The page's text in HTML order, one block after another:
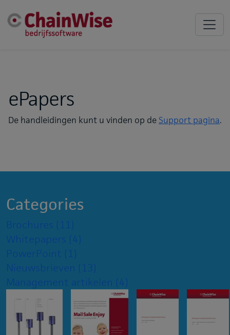
ePapers
De handleidingen kunt u vinden op de Support pagina.
Categories
Brochures (11)
Whitepapers (4)
PowerPoint (1)
Nieuwsbrieven (13)
Management artikelen (4)